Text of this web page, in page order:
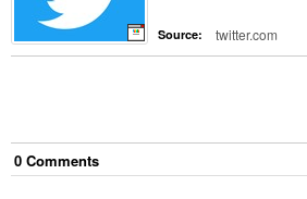
Source: twitter.com
0 Comments